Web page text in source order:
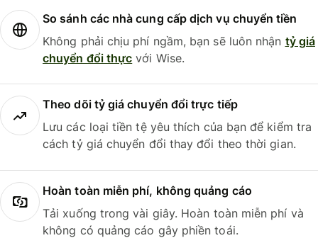
So sánh các nhà cung cấp dịch vụ chuyển tiền
Không phải chịu phí ngầm, bạn sẽ luôn nhận tỷ giá
chuyển đổi thực với Wise.
Theo dõi tỷ giá chuyển đổi trực tiếp
Lưu các loại tiền tệ yêu thích của bạn để kiểm tra
cách tỷ giá chuyển đổi thay đổi theo thời gian.
Hoàn toàn miễn phí, không quảng cáo
Tải xuống trong vài giây. Hoàn toàn miễn phí và
không có quảng cáo gây phiền toái.